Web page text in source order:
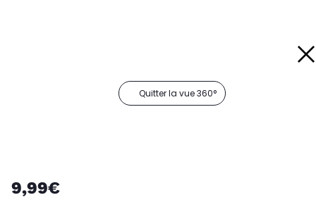
Quitter la vue 360°
9,99€